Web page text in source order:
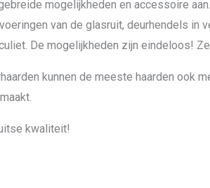
mogelijkheden en accessoire
van de glasruit, deurhendels in
De mogelijkheden zijn eindeloos!
kunnen de meeste haarden ook
kwaliteit!